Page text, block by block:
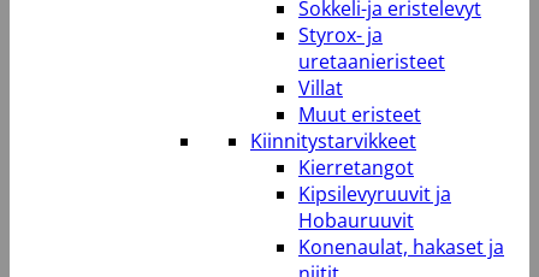
Sokkeli-ja eristelevyt
Styrox- ja
uretaanieristeet
Villat
Muut eristeet
Kiinnitystarvikkeet
Kierretangot
Kipsilevyruuvit ja
Hobauruuvit
Konenaulat, hakaset ja